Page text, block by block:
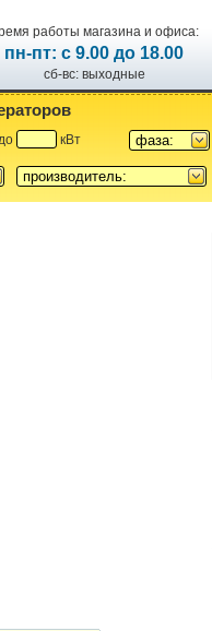
работы магазина и офиса:
пн-пт: с 9.00 до 18.00
сб-вс: выходные
кВт фаза:
производитель: